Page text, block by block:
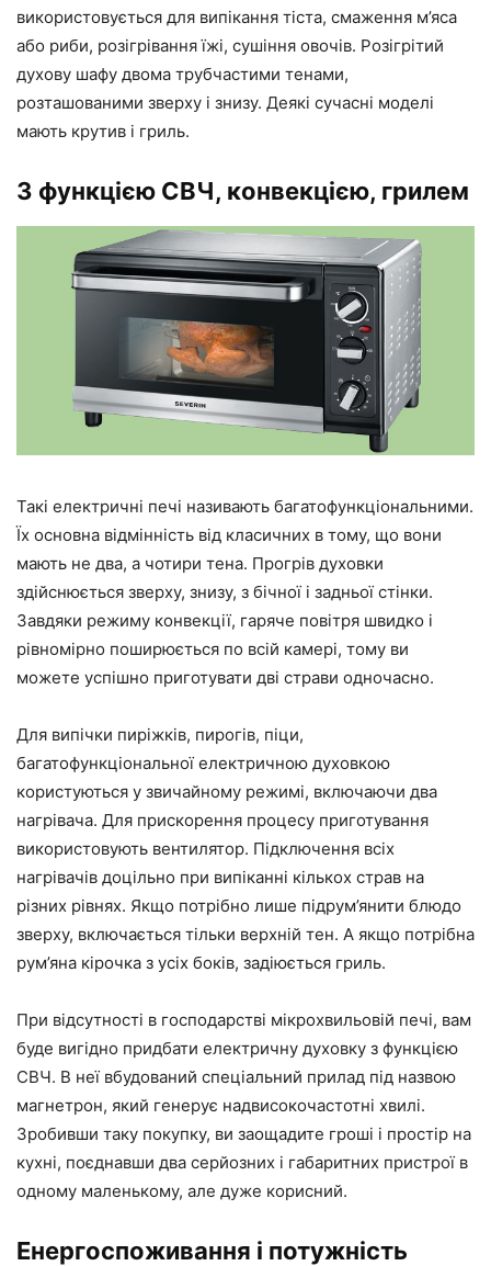
використовується для випікання тіста, смаження м’яса
або риби, розігрівання їжі, сушіння овочів. Розігрітий
духову шафу двома трубчастими тенами,
розташованими зверху і знизу. Деякі сучасні моделі
мають крутив і гриль.
З функцією СВЧ, конвекцією, грилем
Такі електричні печі називають багатофункціональними.
Їх основна відмінність від класичних в тому, що вони
мають не два, а чотири тена. Прогрів духовки
здійснюється зверху, знизу, з бічної і задньої стінки.
Завдяки режиму конвекції, гаряче повітря швидко і
рівномірно поширюється по всій камері, тому ви
можете успішно приготувати дві страви одночасно.
Для випічки пиріжків, пирогів, піци,
багатофункціональної електричною духовкою
користуються у звичайному режимі, включаючи два
нагрівача. Для прискорення процесу приготування
використовують вентилятор. Підключення всіх
нагрівачів доцільно при випіканні кількох страв на
різних рівнях. Якщо потрібно лише підрум’янити блюдо
зверху, включається тільки верхній тен. А якщо потрібна
рум’яна кірочка з усіх боків, задіюється гриль.
При відсутності в господарстві мікрохвильовій печі, вам
буде вигідно придбати електричну духовку з функцією
СВЧ. В неї вбудований спеціальний прилад під назвою
магнетрон, який генерує надвисокочастотні хвилі.
Зробивши таку покупку, ви заощадите гроші і простір на
кухні, поєднавши два серйозних і габаритних пристрої в
одному маленькому, але дуже корисний.
Енергоспоживання і потужність